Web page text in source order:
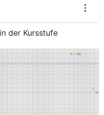
der Kursstufe